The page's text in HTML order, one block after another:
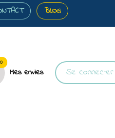
BLOG
0
Mes envies Se connecter